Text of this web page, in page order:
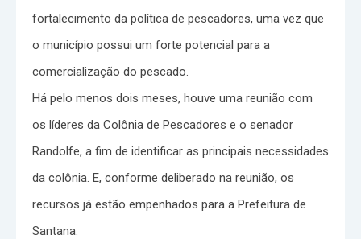
fortalecimento da política de pescadores, uma vez que
o município possui um forte potencial para a
comercialização do pescado.
Há pelo menos dois meses, houve uma reunião com
os líderes da Colônia de Pescadores e o senador
Randolfe, a fim de identificar as principais necessidades
da colônia. E, conforme deliberado na reunião, os
recursos já estão empenhados para a Prefeitura de
Santana.